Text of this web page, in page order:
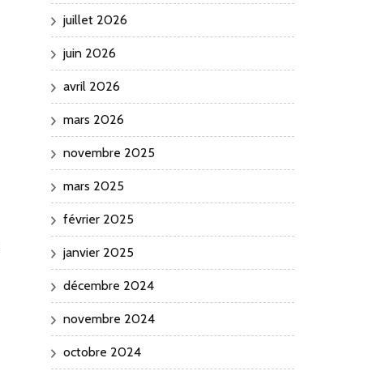
juillet 2026
juin 2026
avril 2026
mars 2026
novembre 2025
mars 2025
février 2025
janvier 2025
décembre 2024
novembre 2024
octobre 2024